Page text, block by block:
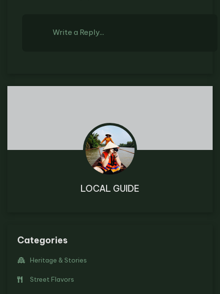
Write a Reply...
LOCAL GUIDE
Categories
Heritage & Stories
Street Flavors